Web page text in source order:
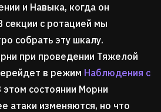
и Навыка, когда он
секции с ротацией мы
собрать эту шкалу.
при проведении Тяжелой
в режим Наблюдения с
этом состоянии Морни
атаки изменяются, но что